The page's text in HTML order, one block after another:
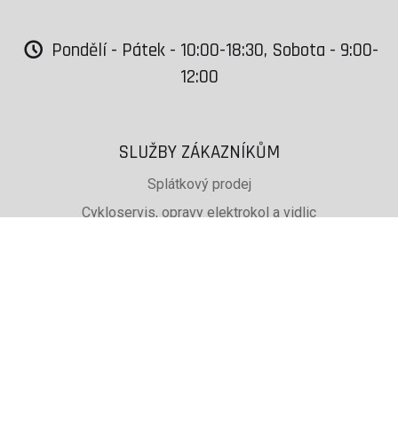
Pondělí - Pátek - 10:00-18:30, Sobota - 9:00-
12:00
SLUŽBY ZÁKAZNÍKŮM
Splátkový prodej
Cykloservis, opravy elektrokol a vidlic